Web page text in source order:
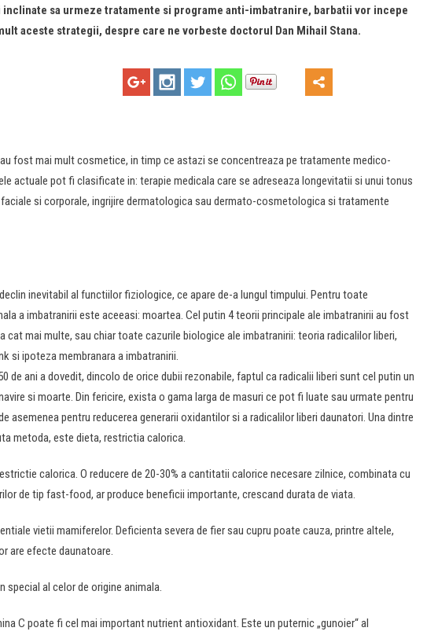
sa urmeze tratamente si programe anti-imbatranire, barbatii vor incepe
aceste strategii, despre care ne vorbeste doctorul Dan Mihail Stana.
fost mai mult cosmetice, in timp ce astazi se concentreaza pe tratamente medico-
actuale pot fi clasificate in: terapie medicala care se adreseaza longevitatii si unui tonus
si corporale, ingrijire dermatologica sau dermato-cosmetologica si tratamente
inevitabil al functiilor fiziologice, ce apare de-a lungul timpului. Pentru toate
a imbatranirii este aceeasi: moartea. Cel putin 4 teorii principale ale imbatranirii au fost
cat mai multe, sau chiar toate cazurile biologice ale imbatranirii: teoria radicalilor liberi,
si ipoteza membranara a imbatranirii.
de ani a dovedit, dincolo de orice dubii rezonabile, faptul ca radicalii liberi sunt cel putin un
si moarte. Din fericire, exista o gama larga de masuri ce pot fi luate sau urmate pentru
asemenea pentru reducerea generarii oxidantilor si a radicalilor liberi daunatori. Una dintre
metoda, este dieta, restrictia calorica.
calorica. O reducere de 20-30% a cantitatii calorice necesare zilnice, combinata cu
de tip fast-food, ar produce beneficii importante, crescand durata de viata.
vietii mamiferelor. Deficienta severa de fier sau cupru poate cauza, printre altele,
are efecte daunatoare.
special al celor de origine animala.
C poate fi cel mai important nutrient antioxidant. Este un puternic „gunoier“ al